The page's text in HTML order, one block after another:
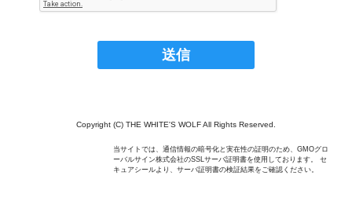
Copyright (C) THE WHITE'S WOLF All Rights Reserved.
当サイトでは、通信情報の暗号化と実在性の証明のため、GMOグロ
ーバルサイン株式会社のSSLサーバ証明書を使用しております。 セ
キュアシールより、サーバ証明書の検証結果をご確認ください。